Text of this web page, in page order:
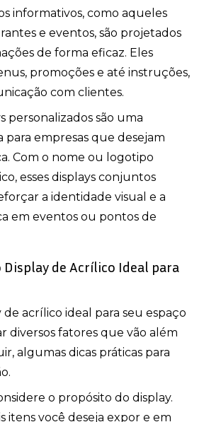
informativos, como aqueles
e eventos, são projetados
de forma eficaz. Eles
promoções e até instruções,
com clientes.
personalizados são uma
para empresas que desejam
Com o nome ou logotipo
esses displays conjuntos
a identidade visual e a
em eventos ou pontos de
Display de Acrílico Ideal para
de acrílico ideal para seu espaço
diversos fatores que vão além
algumas dicas práticas para
o propósito do display.
itens você deseja expor e em